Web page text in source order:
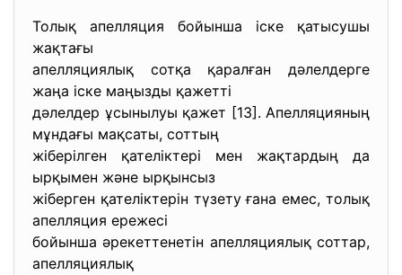
Толық апелляция бойынша іске қатысушы
жақтағы
апелляциялық сотқа қаралған дәлелдерге
жаңа іске маңызды қажетті
дәлелдер ұсынылуы қажет [13]. Апелляцияның
мұндағы мақсаты, соттың
жіберілген қателіктері мен жақтардың да
ырқымен және ырқынсыз
жіберген қателіктерін түзету ғана емес, толық
апелляция ережесі
бойынша әрекеттенетін апелляциялық соттар,
апелляциялық